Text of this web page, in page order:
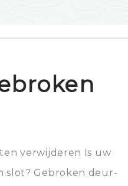
verwijderen Is uw
slot? Gebroken deur-